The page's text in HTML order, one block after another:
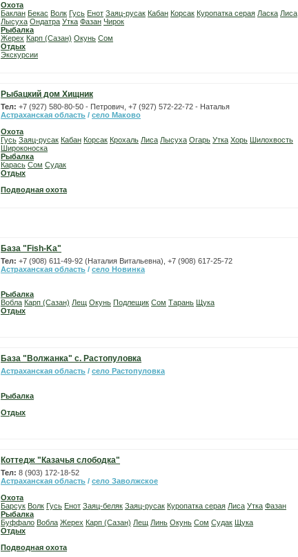
Охота
Баклан Бекас Волк Гусь Енот Заяц-русак Кабан Корсак Куропатка серая Ласка Лиса
Лысуха Ондатра Утка Фазан Чирок
Рыбалка
Жерех Карп (Сазан) Окунь Сом
Отдых
Экскурсии
Рыбацкий дом Хищник
Тел: +7 (927) 580-80-50 - Петрович, +7 (927) 572-22-72 - Наталья
Астраханская область / село Маково
Охота
Гусь Заяц-русак Кабан Корсак Крохаль Лиса Лысуха Огарь Утка Хорь Шилохвость
Широконоска
Рыбалка
Карась Сом Судак
Отдых
Подводная охота
База "Fish-Ka"
Тел: +7 (908) 611-49-92 (Наталия Витальевна), +7 (908) 617-25-72
Астраханская область / село Новинка
Рыбалка
Вобла Карп (Сазан) Лещ Окунь Подлещик Сом Тарань Щука
Отдых
База "Волжанка" с. Растопуловка
Астраханская область / село Растопуловка
Рыбалка
Отдых
Коттедж "Казачья слободка"
Тел: 8 (903) 172-18-52
Астраханская область / село Заволжское
Охота
Барсук Волк Гусь Енот Заяц-беляк Заяц-русак Куропатка серая Лиса Утка Фазан
Рыбалка
Буффало Вобла Жерех Карп (Сазан) Лещ Линь Окунь Сом Судак Щука
Отдых
Подводная охота